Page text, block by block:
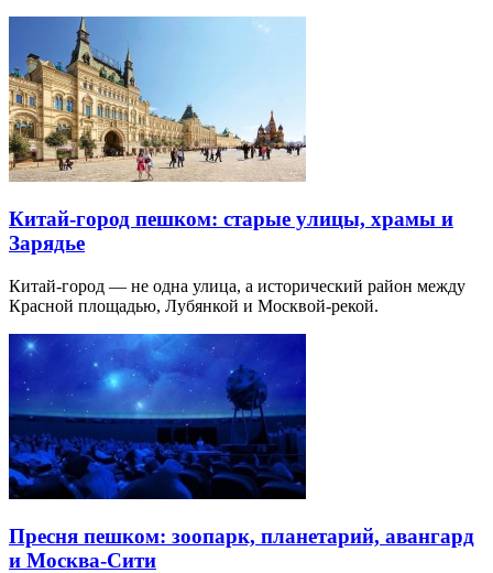
Китай-город пешком: старые улицы, храмы и
Зарядье
Китай-город — не одна улица, а исторический район между
Красной площадью, Лубянкой и Москвой-рекой.
Пресня пешком: зоопарк, планетарий, авангард
и Москва-Сити